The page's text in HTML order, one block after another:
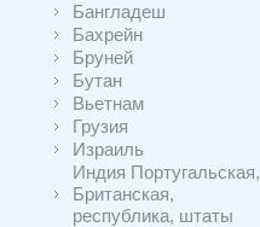
Бангладеш
Бахрейн
Бруней
Бутан
Вьетнам
Грузия
Израиль
Индия Португальская,
Британская,
республика, штаты